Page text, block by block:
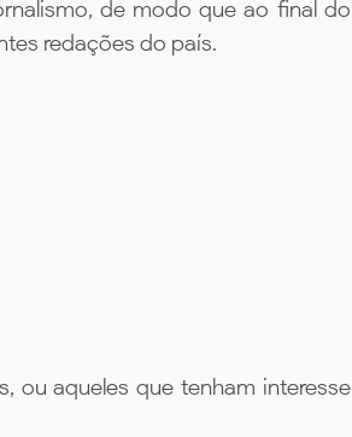
de modo que ao final do
redações do país.
ou aqueles que tenham interesse